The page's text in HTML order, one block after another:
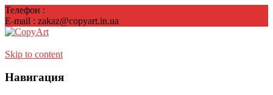
Телефон :
E-mail : zakaz@copyart.in.ua
Skip to content
Навигация